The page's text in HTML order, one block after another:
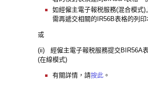
如經僱主電子報税服務(混合模式
需再遞交相關的IR56B表格的列印
或
(ii) 經僱主電子報税服務提交BIR56A表
(在線模式)
有關詳情，請按此 。